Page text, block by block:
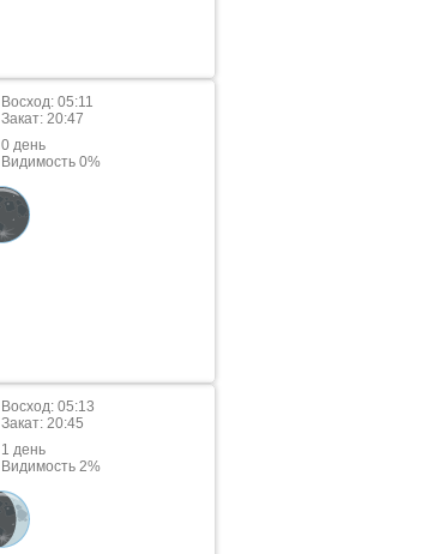
Восход: 05:11
Закат: 20:47
0 день
Видимость 0%
Восход: 05:13
Закат: 20:45
1 день
Видимость 2%